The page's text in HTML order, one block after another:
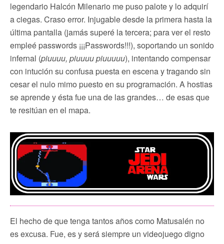
legendario Halcón Milenario me puso palote y lo adquirí
a ciegas. Craso error. Injugable desde la primera hasta la
última pantalla (jamás superé la tercera; para ver el resto
empleé passwords ¡¡¡Passwords!!!), soportando un sonido
infernal (piuuuu, piuuuu piuuuuu), intentando compensar
con intución su confusa puesta en escena y tragando sin
cesar el nulo mimo puesto en su programación. A hostias
se aprende y ésta fue una de las grandes… de esas que
te resitúan en el mapa.
El hecho de que tenga tantos años como Matusalén no
es excusa. Fue, es y será siempre un videojuego digno